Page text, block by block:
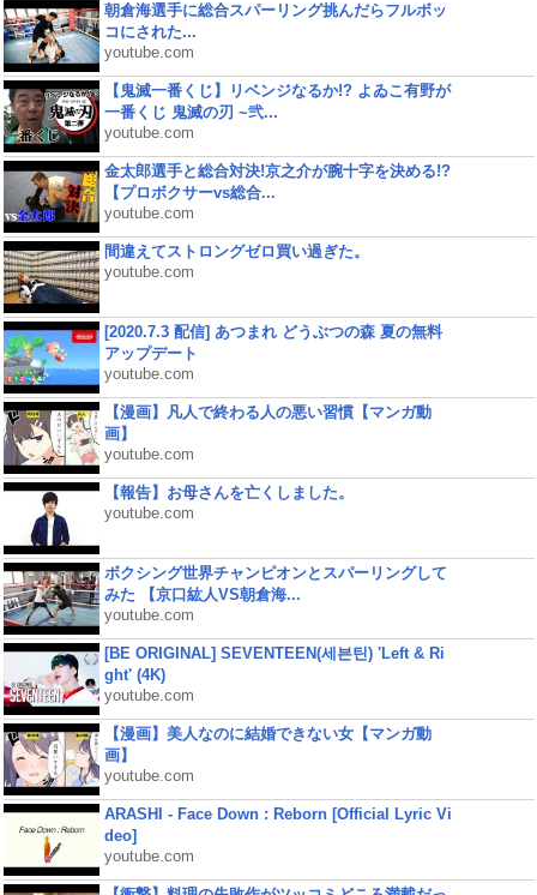
朝倉海選手に総合スパーリング挑んだらフルボッ
コにされた...
youtube.com
【鬼滅一番くじ】リベンジなるか!? よゐこ有野が
一番くじ 鬼滅の刃 ~弐...
youtube.com
金太郎選手と総合対決!京之介が腕十字を決める!?
【プロボクサーvs総合...
youtube.com
間違えてストロングゼロ買い過ぎた。
youtube.com
[2020.7.3 配信] あつまれ どうぶつの森 夏の無料
アップデート
youtube.com
【漫画】凡人で終わる人の悪い習慣【マンガ動
画】
youtube.com
【報告】お母さんを亡くしました。
youtube.com
ボクシング世界チャンピオンとスパーリングして
みた 【京口紘人VS朝倉海...
youtube.com
[BE ORIGINAL] SEVENTEEN(세븐틴) 'Left & Ri
ght' (4K)
youtube.com
【漫画】美人なのに結婚できない女【マンガ動
画】
youtube.com
ARASHI - Face Down : Reborn [Official Lyric Vi
deo]
youtube.com